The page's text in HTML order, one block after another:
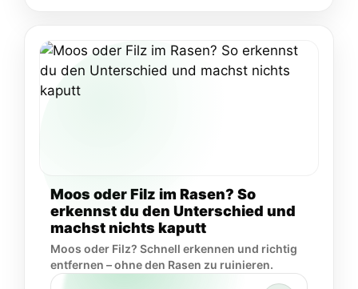
Moos oder Filz im Rasen? So
erkennst du den Unterschied und
machst nichts kaputt
Moos oder Filz? Schnell erkennen und richtig
entfernen – ohne den Rasen zu ruinieren.